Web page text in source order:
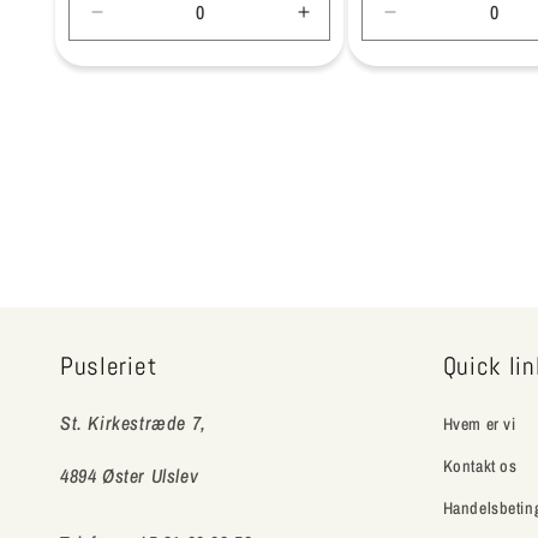
antallet
for
Øg
antallet
for
antallet
for
Pusleriet
St. Kirkestræde 7,
4894 Øster Ulslev
Quick
Hvem er vi
Kontakt os